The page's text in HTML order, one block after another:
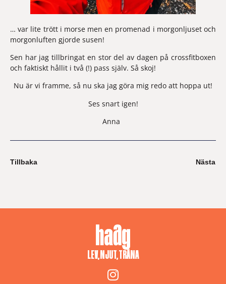
… var lite trött i morse men en promenad i morgonljuset och
morgonluften gjorde susen!
Sen har jag tillbringat en stor del av dagen på crossfitboxen
och faktiskt hållit i två (!) pass själv. Så skoj!
Nu är vi framme, så nu ska jag göra mig redo att hoppa ut!
Ses snart igen!
Anna
Tillbaka Nästa
LEV, NJUT, TRÄNA